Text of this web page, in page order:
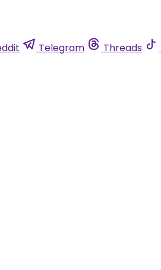
Telegram Threads